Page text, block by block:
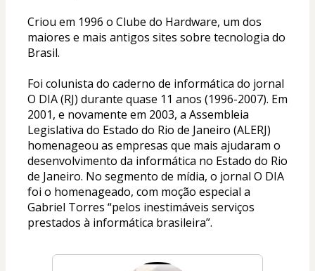
Criou em 1996 o Clube do Hardware, um dos
maiores e mais antigos sites sobre tecnologia do
Brasil.
Foi colunista do caderno de informática do jornal
O DIA (RJ) durante quase 11 anos (1996-2007). Em
2001, e novamente em 2003, a Assembleia
Legislativa do Estado do Rio de Janeiro (ALERJ)
homenageou as empresas que mais ajudaram o
desenvolvimento da informática no Estado do Rio
de Janeiro. No segmento de mídia, o jornal O DIA
foi o homenageado, com moção especial a
Gabriel Torres “pelos inestimáveis serviços
prestados à informática brasileira”.